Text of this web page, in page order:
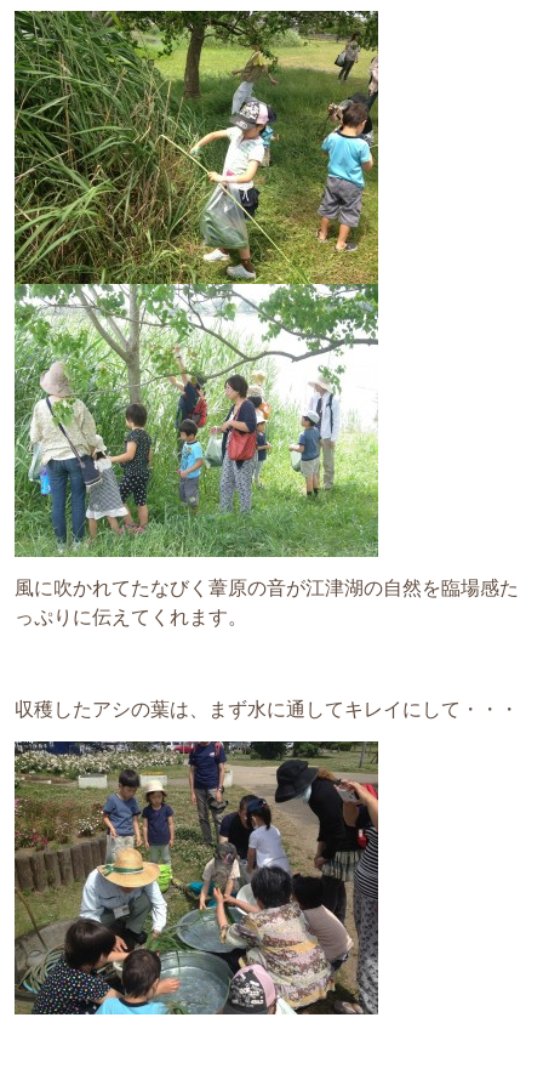
風に吹かれてたなびく葦原の音が江津湖の自然を臨場感た
っぷりに伝えてくれます。
収穫したアシの葉は、まず水に通してキレイにして・・・